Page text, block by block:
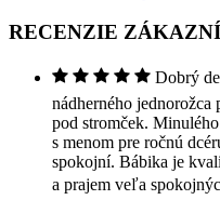
RECENZIE
Dobrý
nádherného jednorožca
pod stromček.
s menom pre ročnú
spokojní. Bábika je
a prajem veľa